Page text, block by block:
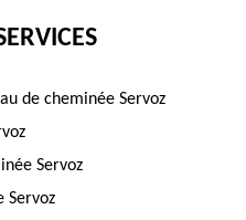
de cheminée Servoz
Servoz
Servoz